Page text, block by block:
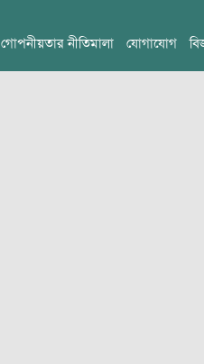
গোপনীয়তার নীতিমালা যোগাযোগ